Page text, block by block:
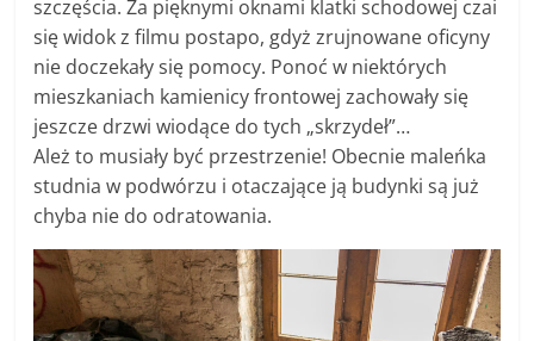
szczęścia. Za pięknymi oknami klatki schodowej czai
się widok z filmu postapo, gdyż zrujnowane oficyny
nie doczekały się pomocy. Ponoć w niektórych
mieszkaniach kamienicy frontowej zachowały się
jeszcze drzwi wiodące do tych „skrzydeł”…
Ależ to musiały być przestrzenie! Obecnie maleńka
studnia w podwórzu i otaczające ją budynki są już
chyba nie do odratowania.